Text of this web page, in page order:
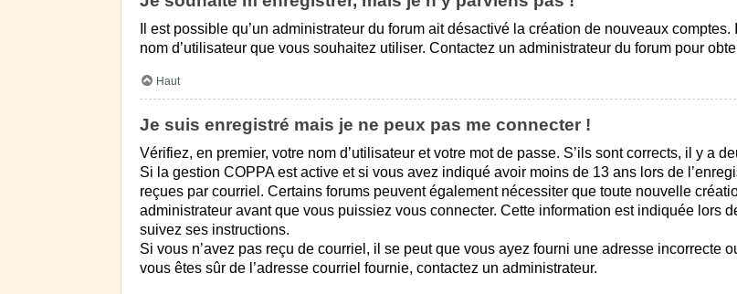
Il est possible qu’un administrateur du forum ait désactivé la création de nouveaux
nom d’utilisateur que vous souhaitez utiliser. Contactez un administrateur du forum pour
Haut
Je suis enregistré mais je ne peux pas me connecter !
Vérifiez, en premier, votre nom d’utilisateur et votre mot de passe. S’ils sont corrects, il y a
Si la gestion COPPA est active et si vous avez indiqué avoir moins de 13 ans lors de
reçues par courriel. Certains forums peuvent également nécessiter que toute nouvelle
administrateur avant que vous puissiez vous connecter. Cette information est indiquée lors
suivez ses instructions.
Si vous n’avez pas reçu de courriel, il se peut que vous ayez fourni une adresse incorrecte
vous êtes sûr de l’adresse courriel fournie, contactez un administrateur.